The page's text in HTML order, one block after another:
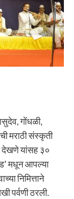
गोंधळी,
मराठी संस्कृती
देखणे यांसह ३०
मधून आपल्या
निमित्ताने
पर्वणी ठरली.